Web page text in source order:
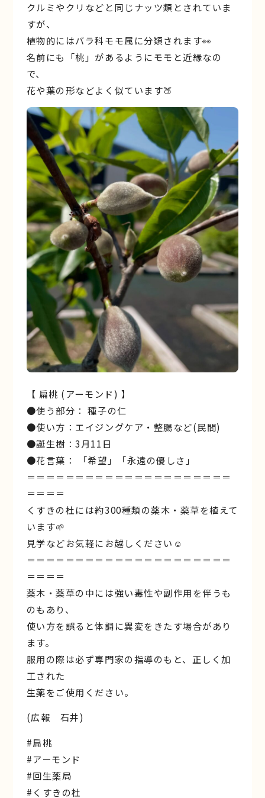
クルミやクリなどと同じナッツ類とされていま
すが、
植物的にはバラ科モモ属に分類されます👀
名前にも「桃」があるようにモモと近縁なの
で、
花や葉の形などよく似ています🍑
【 扁桃 (アーモンド) 】
●使う部分： 種子の仁
●使い方：エイジングケア・整腸など(民間)
●誕生樹：3月11日
●花言葉： 「希望」「永遠の優しさ」
＝＝＝＝＝＝＝＝＝＝＝＝＝＝＝＝＝＝＝＝＝
＝＝＝＝
くすきの杜には約300種類の薬木・薬草を植えて
います🌱
見学などお気軽にお越しください☺︎
＝＝＝＝＝＝＝＝＝＝＝＝＝＝＝＝＝＝＝＝＝
＝＝＝＝
薬木・薬草の中には強い毒性や副作用を伴うも
のもあり、
使い方を誤ると体調に異変をきたす場合があり
ます。
服用の際は必ず専門家の指導のもと、正しく加
工された
生薬をご使用ください。
(広報 石井)
#扁桃
#アーモンド
#回生薬局
#くすきの杜